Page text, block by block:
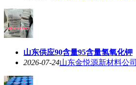
山东供应90含量95含量氢氧化钾
2026-07-24山东金悦源新材料公司